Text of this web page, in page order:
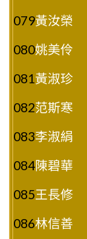
079黃汝榮
080姚美伶
081 黃淑珍
082范斯寒
083李淑絹
084陳碧華
085王長修
086林信善